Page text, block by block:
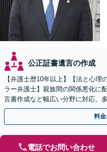
公正証書遺言の作成
【弁護士歴10年以上】【法と心
ラー弁護士】親族間の関係悪化に
言書作成など幅広い分野に対応。
さい。【夜間・休日の相談可能】
料
電話でお問い合わせ